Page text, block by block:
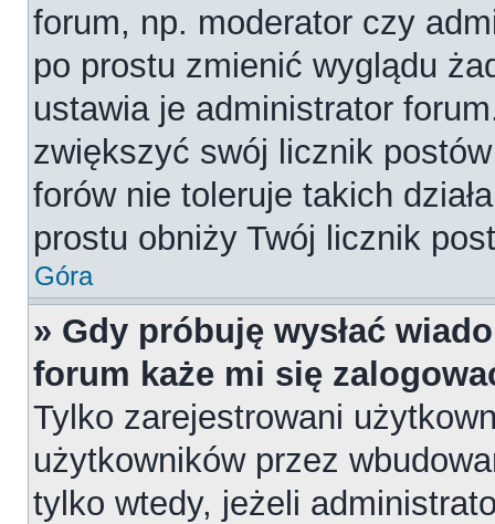
forum, np. moderator czy
po prostu zmienić wyglądu
ustawia je administrator
zwiększyć swój licznik
forów nie toleruje takich
prostu obniży Twój licznik
Góra
» Gdy próbuję wysłać
forum każe mi się
Tylko zarejestrowani
użytkowników przez
tylko wtedy, jeżeli